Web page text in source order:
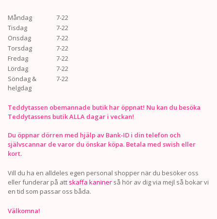
Måndag
7-22
Tisdag
7-22
Onsdag
7-22
Torsdag
7-22
Fredag
7-22
Lördag
7-22
Söndag &
helgdag
7-22
Teddytassen obemannade butik har öppnat! Nu kan du besöka
Teddytassens butik ALLA dagar i veckan!
Du öppnar dörren med hjälp av Bank-ID i din telefon och
självscannar de varor du önskar köpa. Betala med swish eller
kort.
Vill du ha en alldeles egen personal shopper när du besöker oss
eller funderar på att skaffa kaniner så hör av dig via mejl så bokar vi
en tid som passar oss båda.
Välkomna!